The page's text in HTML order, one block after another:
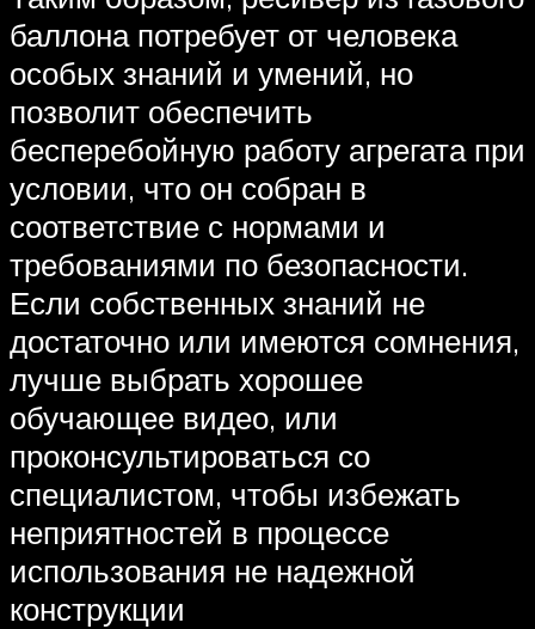
баллона потребует от человека
особых знаний и умений, но
позволит обеспечить
бесперебойную работу агрегата при
условии, что он собран в
соответствие с нормами и
требованиями по безопасности.
Если собственных знаний не
достаточно или имеются сомнения,
лучше выбрать хорошее
обучающее видео, или
проконсультироваться со
специалистом, чтобы избежать
неприятностей в процессе
использования не надежной
конструкции